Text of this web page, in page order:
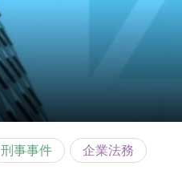
刑事事件 企業法務